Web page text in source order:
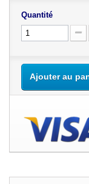
Quantité
Ajouter au